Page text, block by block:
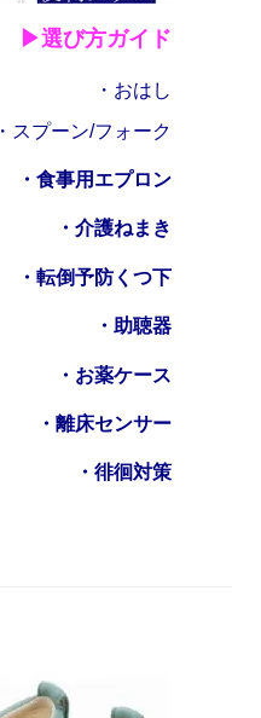
▶選び方ガイド
・おはし
・スプーン/フォーク
・食事用エプロン
・介護ねまき
・転倒予防くつ下
・助聴器
・お薬ケース
・離床センサー
・徘徊対策